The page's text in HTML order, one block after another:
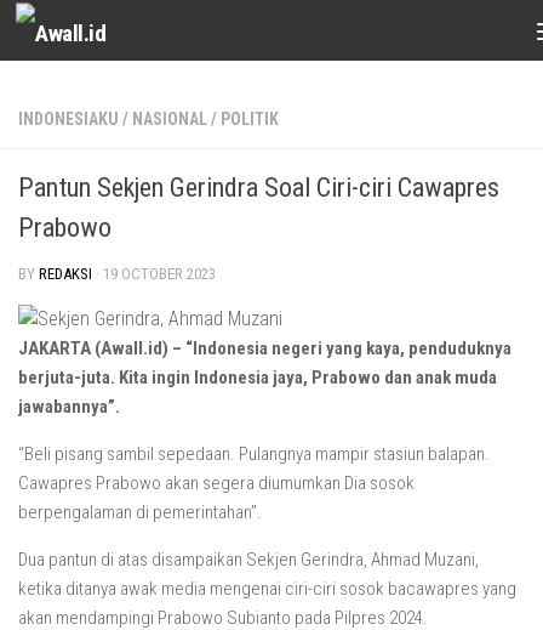
Skip to content
INDONESIAKU / NASIONAL/ POLITIK
Pantun Sekjen Gerindra Soal Ciri-ciri Cawapres
Prabowo
BY REDAKSI · 19 OCTOBER 2023
JAKARTA (Awall.id) – “Indonesia negeri yang kaya, penduduknya
berjuta-juta. Kita ingin Indonesia jaya, Prabowo dan anak muda
jawabannya”.
“Beli pisang sambil sepedaan. Pulangnya mampir stasiun balapan.
Cawapres Prabowo akan segera diumumkan Dia sosok
berpengalaman di pemerintahan”.
Dua pantun di atas disampaikan Sekjen Gerindra, Ahmad Muzani,
ketika ditanya awak media mengenai ciri-ciri sosok bacawapres yang
akan mendampingi Prabowo Subianto pada Pilpres 2024.